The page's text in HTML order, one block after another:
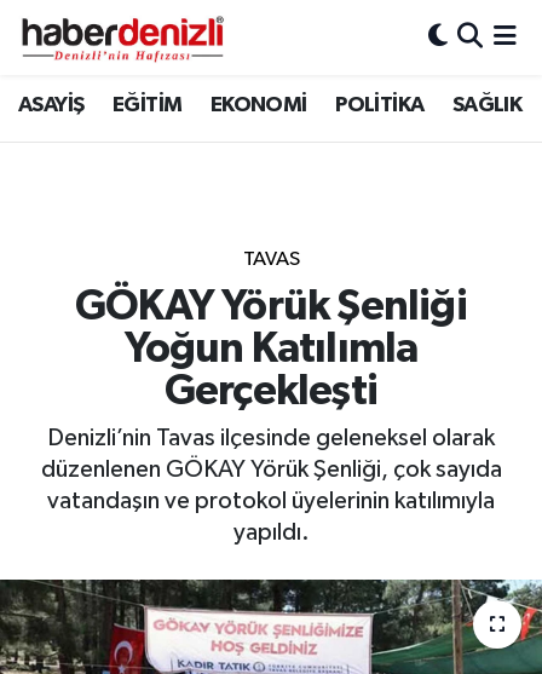
ASAYİŞ EĞİTİM EKONOMİ POLİTİKA SAĞLIK
TAVAS
GÖKAY Yörük Şenliği
Yoğun Katılımla
Gerçekleşti
Denizli’nin Tavas ilçesinde geleneksel olarak
düzenlenen GÖKAY Yörük Şenliği, çok sayıda
vatandaşın ve protokol üyelerinin katılımıyla
yapıldı.
Denizli Nöbetçi Eczaneler
Puan Durumu ve Fikstür
Tüm Manşetler
Son Dakika Haberleri
Haber Arşivi